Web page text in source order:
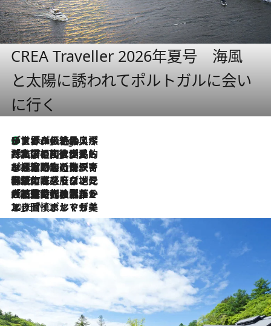
CREA Traveller 2026年夏号 海風
と太陽に誘われてポルトガルに会い
に行く
7 Hours Ago
リスボンの絶品スイーツ「パステル・デ・ナタ」とは？ポルトガル伝統の奥深い世界へ
2026.7.27
「私の祖国はポルトガル語です」国民的詩人フェルナンド・ペソアと、彼が愛した文学の街を歩く
2026.7.26
ポルトガル近海が育む極上の海の幸。キリリと冷えた白ワインと愉しむ、シーフード専門店の贅沢
2026.7.22
伝統の味をモダンに昇華。高感度な地元客が集う、リスボンの最旬ガストロノミー
2026.7.21
大航海時代の栄華から、震災、独裁、そして革命へ。ポルトガル・首都リスボンの石畳に刻まれた「歴史の光と影」
2026.7.13
エッセイ・ヤマザキマリ「慎ましくも美しき国 ポルトガル」